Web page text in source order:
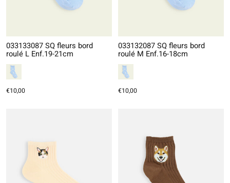
033133087 SQ fleurs bord
roulé L Enf.19-21cm
€10,00
033132087 SQ fleurs bord
roulé M Enf.16-18cm
€10,00